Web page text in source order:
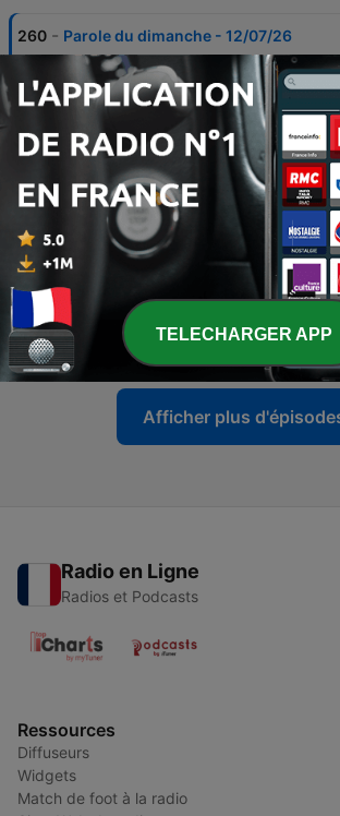
260 - Parole du dimanche - 12/07/26
12 juil. 2026
259 - Dimanche 12 juillet
11 juil. 2026
Dimanche 05 juillet
04 juil. 2026
257 - Dimanche 28 juin
27 juin 2026
256 - Dimanche 21 juin
20 juin 2026
Afficher plus
Radio en Ligne
Radios et Podcasts
Ressources
Diffuseurs
Widgets
Match de foot à la radio
TELECHARGER APP